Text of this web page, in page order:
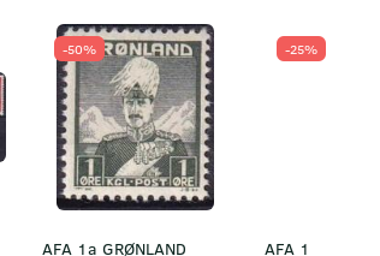
-50%
AFA 1a GRØNLAND
-25%
AFA 1